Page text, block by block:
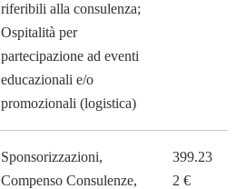
riferibili alla consulenza;
Ospitalità per
partecipazione ad eventi
educazionali e/o
promozionali (logistica)
Sponsorizzazioni,
Compenso Consulenze,
399.23
2 €